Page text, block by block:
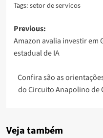
Tags: setor de servicos
Post
navigation
Previous:
Amazon avalia investir em
estadual de IA
Confira são as
do Circuito Anapolino de
Veja também